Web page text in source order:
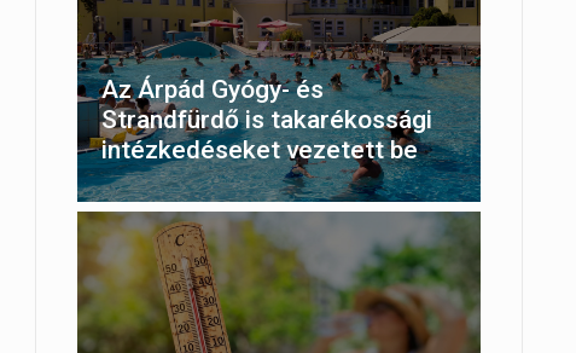
Az Árpád Gyógy- és
Strandfürdő is takarékossági
intézkedéseket vezetett be